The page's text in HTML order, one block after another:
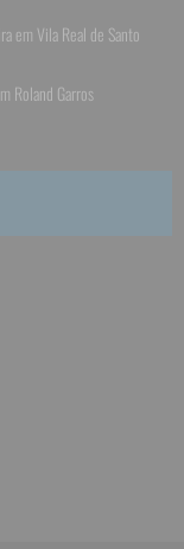
em Vila Real de Santo
Roland Garros